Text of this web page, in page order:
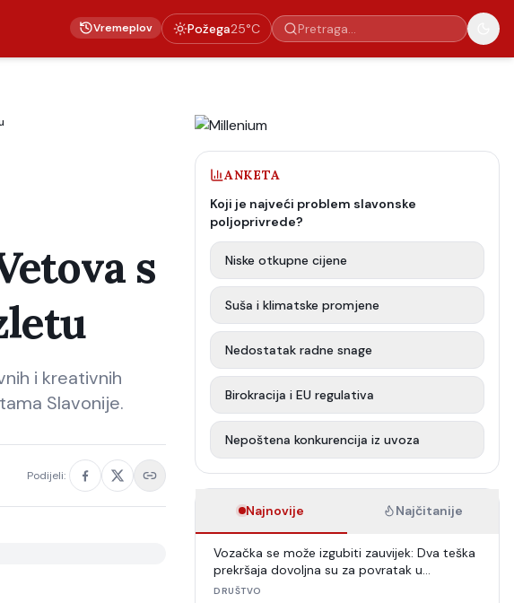
Vremeplov Požega25°C
s
i kreativnih
Slavonije.
Podijeli:
ANKETA
Koji je najveći problem slavonske
poljoprivrede?
Niske otkupne cijene
Suša i klimatske promjene
Nedostatak radne snage
Birokracija i EU regulativa
Nepoštena konkurencija iz uvoza
Najnovije Najčitanije
Vozačka se može izgubiti zauvijek: Dva teška
prekršaja dovoljna su za povratak u
autoškolu
DRUŠTVO